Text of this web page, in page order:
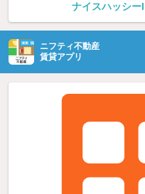
ナイスハッシー
ニフティ不動産
賃貸アプリ